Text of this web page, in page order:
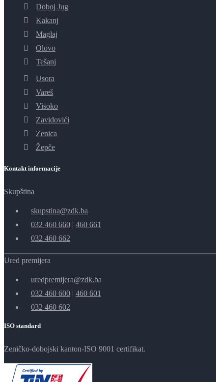
Doboj Jug
Kakanj
Maglaj
Olovo
Tešanj
Usora
Vareš
Visoko
Zavidovići
Zenica
Žepče
Kontakt informacije
Skupština
skupstina@zdk.ba
032 460 660 | 460 661
032 460 662
Ured premijera
uredpremijera@zdk.ba
032 460 600 | 460 601
032 460 602
ISO standard
Zeničko-dobojski kanton-ISO 9001 certifikat.